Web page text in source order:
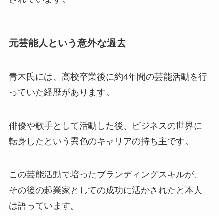
元芸能人という意外な過去
青木氏には、高校卒業後に約4年間の芸能活動を行
っていた経歴があります。
俳優や歌手として活動した後、ビジネスの世界に
転身したという異色のキャリアの持ち主です。
この芸能活動で培ったブランディングスキルが、
その後の起業家としての成功に活かされたと本人
は語っています。